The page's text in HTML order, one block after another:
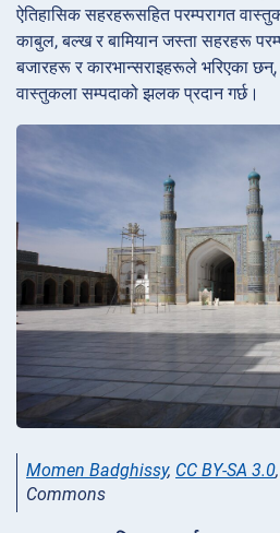
ऐतिहासिक सहरहरूसहित परम्परागत
काबुल, बल्ख र बामियान जस्ता सहरहरू
बजारहरू र कारभान्सराइहरूले भरिएका
वास्तुकला सम्पदाको झलक प्रदान गर्छ।
Momen Badghissy, CC BY-SA 3.0
Commons